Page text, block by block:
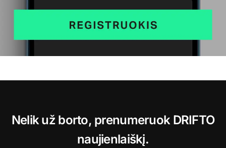
Nelik už borto, prenumeruok DRIFTO
naujienlaiškį.